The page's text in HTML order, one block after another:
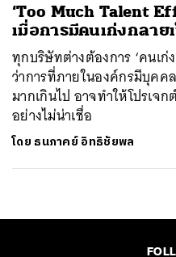
‘Too Much Talent
เมื่อการมีคนเก่งกลา
ทุกบริษัทต่างต้องการ ‘คนเก่
ว่าการที่ภายในองค์กรมีบุค
มากเกินไป อาจทำให้โปรเจ
อย่างไม่น่าเชื่อ
โดย ธนภาคย์ อิทธิชัยพล